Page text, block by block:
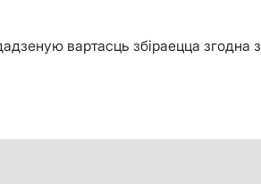
вартасць збіраецца згодна з